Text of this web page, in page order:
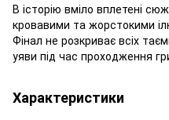
В історію вміло вплетені
кровавими та жорстокими
Фінал не розкриває всіх
уяви під час проходження
Характеристики